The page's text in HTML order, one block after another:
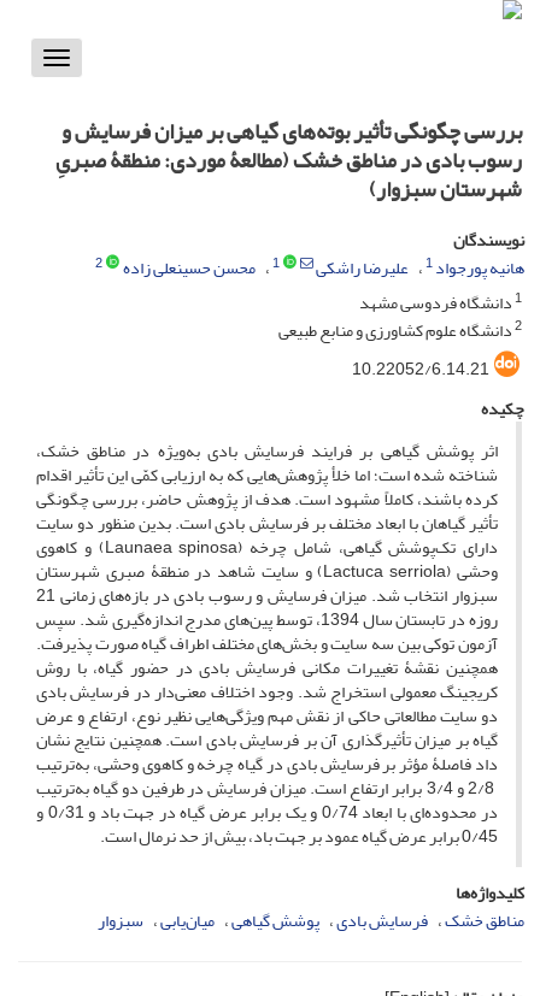
Toggle
بررسی چگونگی تأثیر بوته‌های گیاهی بر میزان فرسایش و
رسوب بادی در مناطق خشک (مطالعۀ موردی: منطقۀ صبریِ
شهرستان سبزوار)
نویسندگان
هانیه پورجواد1 علیرضا راشکی 1 محسن حسینعلی زاده
2
1دانشگاه فردوسی مشهد
2دانشگاه علوم کشاورزی و منابع طبیعی
10.22052/6.14.21
چکیده
اثر پوشش گیاهی بر فرایند فرسایش بادی به‌ویژه در مناطق خشک،
شناخته شده است؛ اما خلأ پژوهش‌هایی که به ارزیابی کمّی این تأثیر اقدام
کرده باشند، کاملاً مشهود است. هدف از پژوهش حاضر، بررسی چگونگی
تأثیر گیاهان با ابعاد مختلف بر فرسایش بادی است. بدین منظور دو سایت
دارای تک‌پوشش گیاهی، شامل چرخه (Launaea spinosa) و کاهوی
وحشی (Lactuca serriola) و سایت شاهد در منطقۀ صبری شهرستان
سبزوار انتخاب شد. میزان فرسایش و رسوب بادی در بازه‌های زمانی 21
روزه در تابستان سال 1394، توسط پین‌های مدرج اندازه‌گیری شد. سپس
آزمون توکی بین سه سایت و بخش‌های مختلف اطراف گیاه صورت پذیرفت.
همچنین نقشۀ تغییرات مکانی فرسایش بادی در حضور گیاه، با روش
کریجینگ معمولی استخراج شد. وجود اختلاف معنی‌دار در فرسایش بادی
دو سایت مطالعاتی حاکی از نقش مهم ویژگی‌هایی نظیر نوع، ارتفاع و عرض
گیاه بر میزان تأثیرگذاری آن بر فرسایش بادی است. همچنین نتایج نشان
داد فاصلۀ مؤثر بر فرسایش بادی در گیاه چرخه و کاهوی وحشی، به‌ترتیب
2/8 و 3/4 برابر ارتفاع است. میزان فرسایش در طرفین دو گیاه به‌ترتیب
در محدوده‌ای با ابعاد 0/74 و یک برابر عرض گیاه در جهت باد و 0/31 و
0/45 برابر عرض گیاه عمود بر جهت باد، بیش از حد نرمال است.
کلیدواژه‌ها
مناطق خشک فرسایش بادی پوشش گیاهی میان‌یابی سبزوار